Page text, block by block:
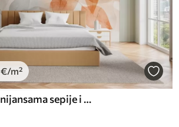
€/m²
lišće u akvarelu u nijansama sepije i sive